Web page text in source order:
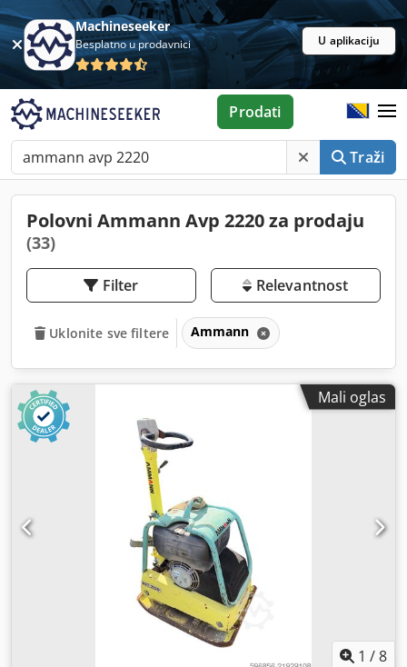
Machineseeker
Besplatno u prodavnici U aplikaciju
Traži
Prodati
Polovni Ammann Avp 2220 za prodaju
(33)
Filter Relevantnost
Uklonite sve filtere Ammann
Mali oglas
1 /8